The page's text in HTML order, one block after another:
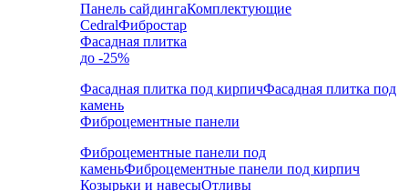
Панель сайдингаКомплектующие
CedralФибростар
Фасадная плитка
до -25%
Фасадная плитка под кирпичФасадная плитка под
камень
Фиброцементные панели
Фиброцементные панели под
каменьФиброцементные панели под кирпич
Козырьки и навесыОтливы